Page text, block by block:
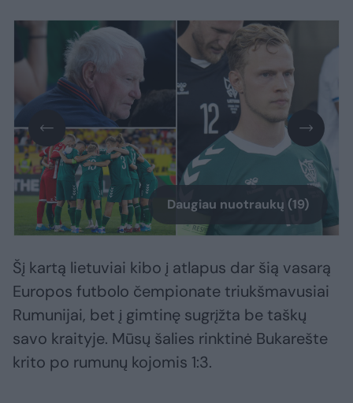
Daugiau nuotraukų (19)
Šį kartą lietuviai kibo į atlapus dar šią vasarą
Europos futbolo čempionate triukšmavusiai
Rumunijai, bet į gimtinę sugrįžta be taškų
savo kraityje. Mūsų šalies rinktinė Bukarešte
krito po rumunų kojomis 1:3.